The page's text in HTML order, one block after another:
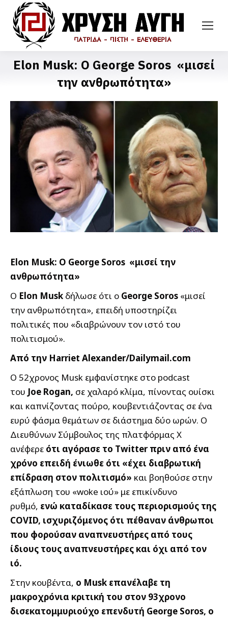
Elon Musk: Ο George Soros «μισεί
την ανθρωπότητα»
Elon Musk: Ο George Soros «μισεί την
ανθρωπότητα»
Ο Elon Musk δήλωσε ότι ο George Soros «μισεί
την ανθρωπότητα», επειδή υποστηρίζει
πολιτικές που «διαβρώνουν τον ιστό του
πολιτισμού».
Από την Harriet Alexander/Dailymail.com
Ο 52χρονος Musk εμφανίστηκε στο podcast
του Joe Rogan, σε χαλαρό κλίμα, πίνοντας ουίσκι
και καπνίζοντας πούρο, κουβεντιάζοντας σε ένα
ευρύ φάσμα θεμάτων σε διάστημα δύο ωρών. Ο
Διευθύνων Σύμβουλος της πλατφόρμας X
ανέφερε ότι αγόρασε το Twitter πριν από ένα
χρόνο επειδή ένιωθε ότι «έχει διαβρωτική
επίδραση στον πολιτισμό» και βοηθούσε στην
εξάπλωση του «woke ιού» με επικίνδυνο
ρυθμό, ενώ καταδίκασε τους περιορισμούς της
COVID, ισχυριζόμενος ότι πέθαναν άνθρωποι
που φορούσαν αναπνευστήρες από τους
ίδιους τους αναπνευστήρες και όχι από τον
ιό.
Στην κουβέντα, ο Musk επανέλαβε τη
μακροχρόνια κριτική του στον 93χρονο
δισεκατομμυριούχο επενδυτή George Soros, ο